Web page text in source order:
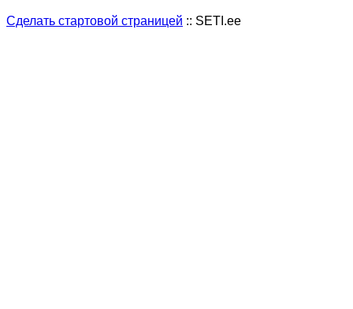
Сделать стартовой страницей :: SETI.ee